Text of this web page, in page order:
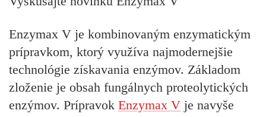
Enzymax V je kombinovaným enzymatickým
prípravkom, ktorý využíva najmodernejšie
technológie získavania enzýmov. Základom
zloženie je obsah fungálnych proteolytických
enzýmov. Prípravok Enzymax V je navyše